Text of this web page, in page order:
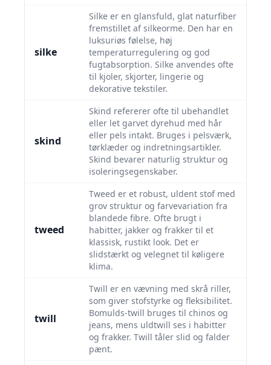
silke
Silke er en glansfuld, glat naturfiber
fremstillet af silkeorme. Den har en
luksuriøs følelse, høj
temperaturregulering og god
fugtabsorption. Silke anvendes ofte
til kjoler, skjorter, lingerie og
dekorative tekstiler.
skind
Skind refererer ofte til ubehandlet
eller let garvet dyrehud med hår
eller pels intakt. Bruges i pelsværk,
tørklæder og indretningsartikler.
Skind bevarer naturlig struktur og
isoleringsegenskaber.
tweed
Tweed er et robust, uldent stof med
grov struktur og farvevariation fra
blandede fibre. Ofte brugt i
habitter, jakker og frakker til et
klassisk, rustikt look. Det er
slidstærkt og velegnet til køligere
klima.
twill
Twill er en vævning med skrå riller,
som giver stofstyrke og fleksibilitet.
Bomulds-twill bruges til chinos og
jeans, mens uldtwill ses i habitter
og frakker. Twill tåler slid og falder
pænt.